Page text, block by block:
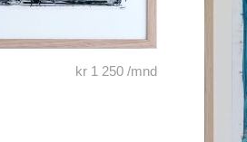
kr 1 250 /mnd